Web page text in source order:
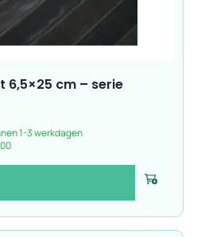
cm – serie
1-3 werkdagen
Voeg toe